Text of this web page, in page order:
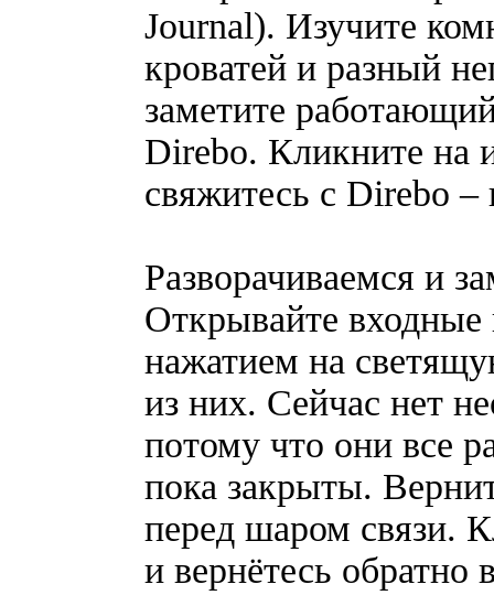
Journal). Изучите
кроватей и разный
заметите
Direbo. Кликните на
свяжитесь с Direbo
Разворачиваемся и
Открывайте входные
нажатием на
из них. Сейчас нет
потому что они все
пока закрыты.
перед шаром связи.
и вернётесь обратно